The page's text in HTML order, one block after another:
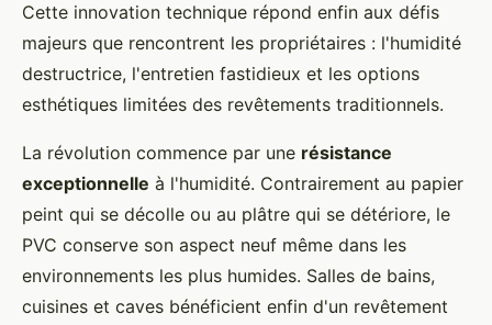
Cette innovation technique répond enfin aux défis
majeurs que rencontrent les propriétaires : l'humidité
destructrice, l'entretien fastidieux et les options
esthétiques limitées des revêtements traditionnels.
La révolution commence par une résistance
exceptionnelle à l'humidité. Contrairement au papier
peint qui se décolle ou au plâtre qui se détériore, le
PVC conserve son aspect neuf même dans les
environnements les plus humides. Salles de bains,
cuisines et caves bénéficient enfin d'un revêtement